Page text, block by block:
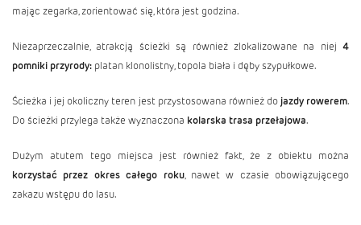
mając zegarka, zorientować się, która jest godzina.
Niezaprzeczalnie, atrakcją ścieżki są również zlokalizowane na niej 4
pomniki przyrody: platan klonolistny, topola biała i dęby szypułkowe.
Ścieżka i jej okoliczny teren jest przystosowana również do jazdy rowerem.
Do ścieżki przylega także wyznaczona kolarska trasa przełajowa.
Dużym atutem tego miejsca jest również fakt, że z obiektu można
korzystać przez okres całego roku, nawet w czasie obowiązującego
zakazu wstępu do lasu.